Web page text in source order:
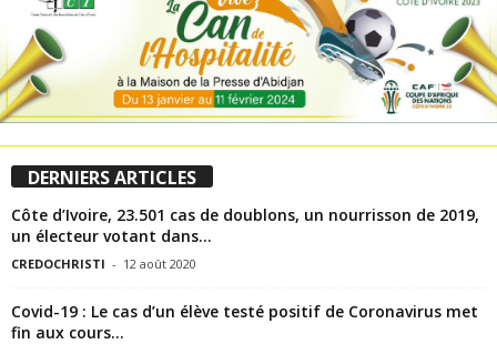
DERNIERS ARTICLES
Côte d’Ivoire, 23.501 cas de doublons, un nourrisson de 2019,
un électeur votant dans...
CREDOCHRISTI - 12 août 2020
Covid-19 : Le cas d’un élève testé positif de Coronavirus met
fin aux cours...